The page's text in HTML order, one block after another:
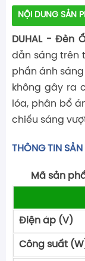
NỘI DUNG SẢN
DUHAL - Đèn
dẫn sáng trên
phần ánh
không gây ra
lóa, phân bổ
chiếu sáng
THÔNG TIN SẢN
Mã sản
Điện áp (V)
Công suất